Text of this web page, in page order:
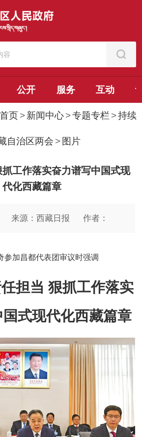
公开 服务 互动
页 > 新闻中心 >专题专栏 >持续
自治区两会 > 图片
工作落实奋力谱写中国式现
代化西藏篇章
来源：西藏日报 作者：
参加昌都代表团审议时强调
担当 狠抓工作落实
式现代化西藏篇章